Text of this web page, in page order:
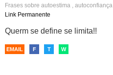
Frases sobre autoestima , autoconfiança
reflexão,positivas
Link Permanente
Querm se define se limita!!
EMAIL F T W